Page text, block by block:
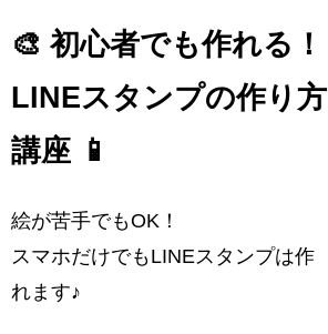
🎨 初心者でも作れる！
LINEスタンプの作り方
講座 📱
絵が苦手でもOK！
スマホだけでもLINEスタンプは作
れます♪